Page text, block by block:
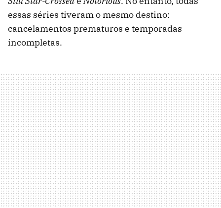
essas séries tiveram o mesmo destino:
cancelamentos prematuros e temporadas
incompletas.